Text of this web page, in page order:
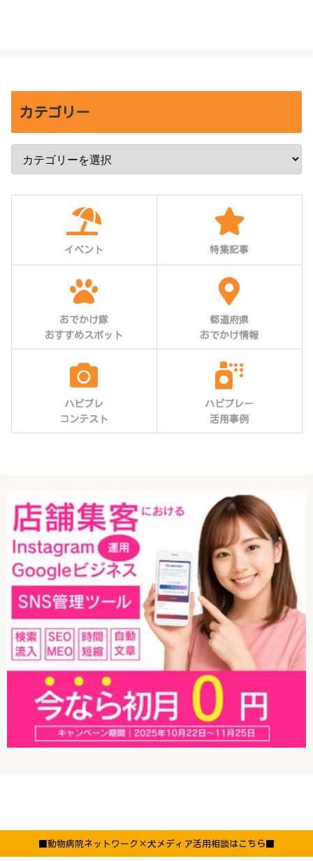
カテゴリー
イベント 特集記事
おでかけ隊
おすすめスポット
都道府県
おでかけ情報
ハピプレ
コンテスト
ハピプレー
活用事例
■動物病院ネットワーク×犬メディア活用相談はこちら■